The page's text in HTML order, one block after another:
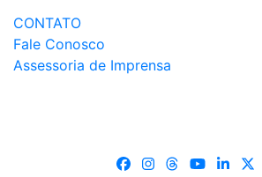
CONTATO
Fale Conosco
Assessoria de Imprensa